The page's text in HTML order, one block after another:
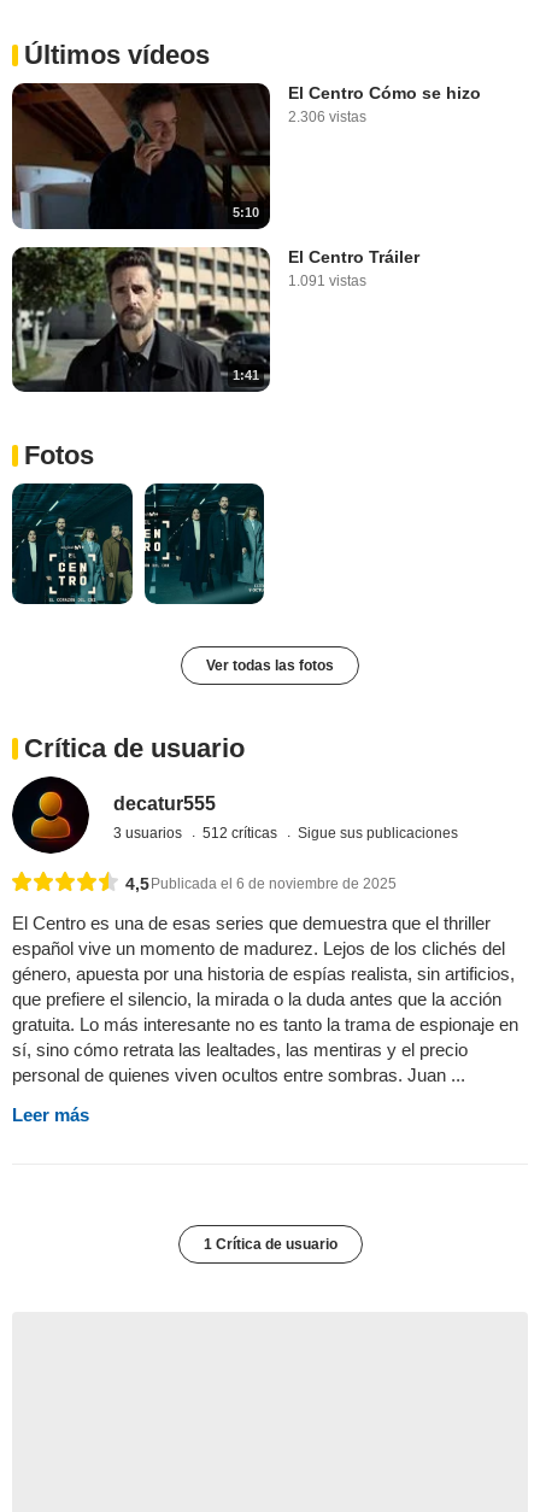
Últimos vídeos
5:10
El Centro Cómo se hizo
2.306 vistas
1:41
El Centro Tráiler
1.091 vistas
Fotos
Ver todas las fotos
Crítica de usuario
decatur555
3 usuarios 512 críticas Sigue sus publicaciones
4,5 Publicada el 6 de noviembre de 2025
El Centro es una de esas series que demuestra que el thriller
español vive un momento de madurez. Lejos de los clichés del
género, apuesta por una historia de espías realista, sin artificios,
que prefiere el silencio, la mirada o la duda antes que la acción
gratuita. Lo más interesante no es tanto la trama de espionaje en
sí, sino cómo retrata las lealtades, las mentiras y el precio
personal de quienes viven ocultos entre sombras. Juan ...
Leer más
1 Crítica de usuario